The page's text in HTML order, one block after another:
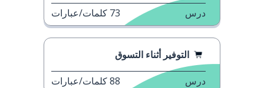
درس 73 كلمات/عبارات
التوفير أثناء التسوق
درس 88كلمات/عبارات